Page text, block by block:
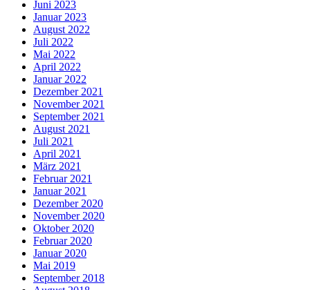
Juni 2023
Januar 2023
August 2022
Juli 2022
Mai 2022
April 2022
Januar 2022
Dezember 2021
November 2021
September 2021
August 2021
Juli 2021
April 2021
März 2021
Februar 2021
Januar 2021
Dezember 2020
November 2020
Oktober 2020
Februar 2020
Januar 2020
Mai 2019
September 2018